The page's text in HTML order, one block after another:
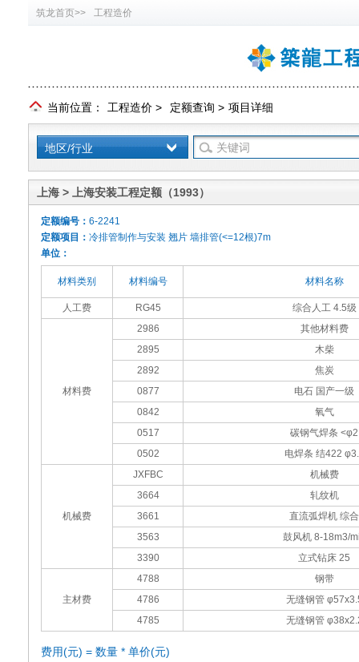
筑龙首页>> 工程造价
当前位置： 工程造价 > 定额查询 > 项目详细
地区/行业
上海 > 上海安装工程定额（1993）
定额编号： 6-2241
定额项目： 冷排管制作与安装 翘片 墙排管(<=12根)7m
单位：
材料类别 材料编号 材料名称
人工费 RG45 综合人工 4.5级
材料费
2986
其他材料费
2895
木柴
2892
焦炭
0877
电石 国产一级
0842
氧气
0517
碳钢气焊条 <φ2
0502
电焊条 结422
机械费
JXFBC
机械费
3664
轧纹机
3661
直流弧焊机 综合
3563
鼓风机 8-18m3/
3390
立式钻床 25
主材费
4788
钢带
4786
无缝钢管
4785
无缝钢管
费用(元) = 数量 * 单价(元)